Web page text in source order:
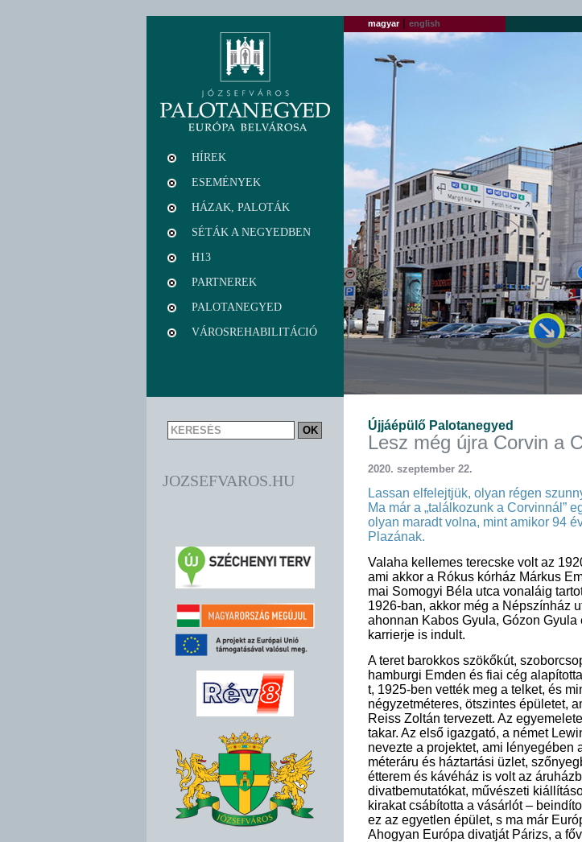
magyar| english
Újjáépülő Palotanegyed
Lesz még újra Corvin a
2020. szeptember 22.
Lassan elfelejtjük, olyan régen
Ma már a „találkozunk a Corvinnál”
olyan maradt volna, mint amikor 94
Plazának.
Valaha kellemes terecske volt az
ami akkor a Rókus kórház Márkus
mai Somogyi Béla utca vonaláig
1926-ban, akkor még a Népszínház
ahonnan Kabos Gyula, Gózon
karrierje is indult.
A teret barokkos szökőkút,
hamburgi Emden és fiai cég
t, 1925-ben vették meg a telket, és
négyzetméteres, ötszintes épületet,
Reiss Zoltán tervezett. Az
takar. Az első igazgató, a német
nevezte a projektet, ami
méteráru és háztartási üzlet,
étterem és kávéház is volt az
divatbemutatókat, művészeti
kirakat csábította a vásárlót –
ez az egyetlen épület, s ma már
Ahogyan Európa divatját Párizs, a
HÍREK
ESEMÉNYEK
HÁZAK, PALOTÁK
SÉTÁK A NEGYEDBEN
H13
PARTNEREK
PALOTANEGYED
VÁROSREHABILITÁCIÓ
JOZSEFVAROS.HU